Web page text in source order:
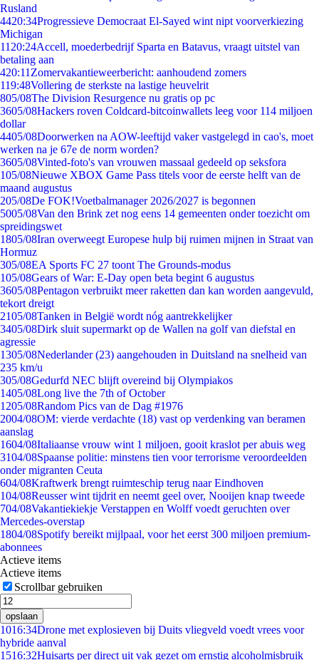
Rusland
4420:34Progressieve Democraat El-Sayed wint nipt voorverkiezing
Michigan
11 20:24Accell, moederbedrijf Sparta en Batavus, vraagt uitstel van
betaling aan
420:11 Zomervakantieweerbericht: aanhoudend zomers
119:48Vollering de sterkste na lastige heuvelrit
805/08The Division Resurgence nu gratis op pc
3605/08Hackers roven Coldcard-bitcoinwallets leeg voor 114 miljoen
dollar
4405/08Doorwerken na AOW-leeftijd vaker vastgelegd in cao's, moet
werken na je 67e de norm worden?
3605/08Vinted-foto's van vrouwen massaal gedeeld op seksfora
105/08Nieuwe XBOX Game Pass titels voor de eerste helft van de
maand augustus
205/08De FOK!Voetbalmanager 2026/2027 is begonnen
5005/08Van den Brink zet nog eens 14 gemeenten onder toezicht om
spreidingswet
1805/08Iran overweegt Europese hulp bij ruimen mijnen in Straat van
Hormuz
305/08EA Sports FC 27 toont The Grounds-modus
105/08Gears of War: E-Day open beta begint 6 augustus
3605/08Pentagon verbruikt meer raketten dan kan worden aangevuld,
tekort dreigt
2105/08Tanken in België wordt nóg aantrekkelijker
3405/08Dirk sluit supermarkt op de Wallen na golf van diefstal en
agressie
1305/08Nederlander (23) aangehouden in Duitsland na snelheid van
235 km/u
305/08Gedurfd NEC blijft overeind bij Olympiakos
1405/08Long live the 7th of October
1205/08Random Pics van de Dag #1976
2004/08OM: vierde verdachte (18) vast op verdenking van beramen
aanslag
1604/08Italiaanse vrouw wint 1 miljoen, gooit kraslot per abuis weg
3104/08Spaanse politie: minstens tien voor terrorisme veroordeelden
onder migranten Ceuta
604/08Kraftwerk brengt ruimteschip terug naar Eindhoven
104/08Reusser wint tijdrit en neemt geel over, Nooijen knap tweede
704/08Vakantiekiekje Verstappen en Wolff voedt geruchten over
Mercedes-overstap
1804/08Spotify bereikt mijlpaal, voor het eerst 300 miljoen premium-
abonnees
Actieve items
Actieve items
Scrollbar gebruiken
opslaan
1016:34Drone met explosieven bij Duits vliegveld voedt vrees voor
hybride aanval
1516:32Huisarts per direct uit vak gezet om ernstig alcoholmisbruik